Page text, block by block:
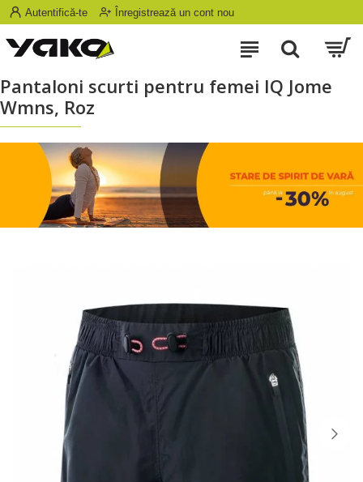
Autentifică-te Înregistrează un cont nou
Pantaloni scurti pentru femei IQ Jome
Wmns, Roz